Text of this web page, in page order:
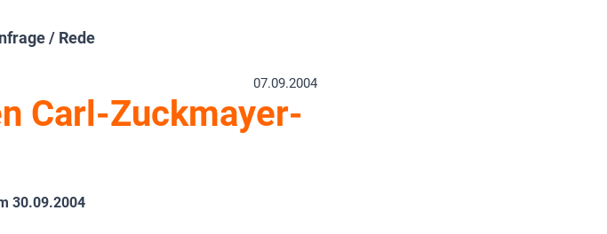
/ Rede
07.09.2004
Carl-Zuckmayer-
30.09.2004